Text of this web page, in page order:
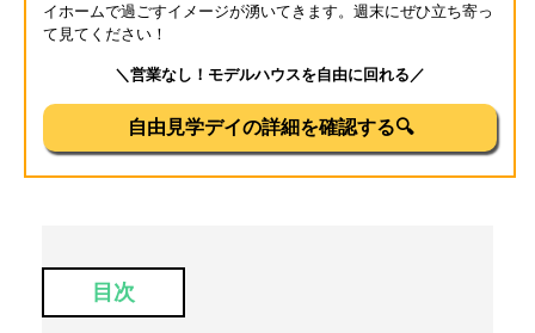
イホームで過ごすイメージが湧いてきます。週末にぜひ立ち寄っ
て見てください！
＼営業なし！モデルハウスを自由に回れる／
自由見学デイの詳細を確認する🔍
目次